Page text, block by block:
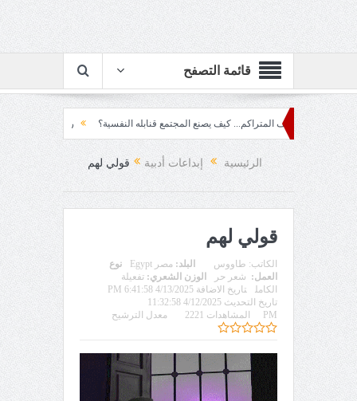
قائمة التصفح
العنف المتراكم... كيف يصنع المجتمع قنابله النفسية؟ ربع قرن!! رزقٌ من
الرئيسية إبداعات أدبية قولي لهم
قولي لهم
الكاتب: طاووس البلد: مصر Egypt
نوع
العمل: شعر حر الوزن الشعري: تفعيلة
الكامل
تاريخ الاضافة 4/13/2025 6:41:58 PM
تاريخ التحديث 4/12/2025 11:32:58
PM
المشاهدات 2221 معدل الترشيح